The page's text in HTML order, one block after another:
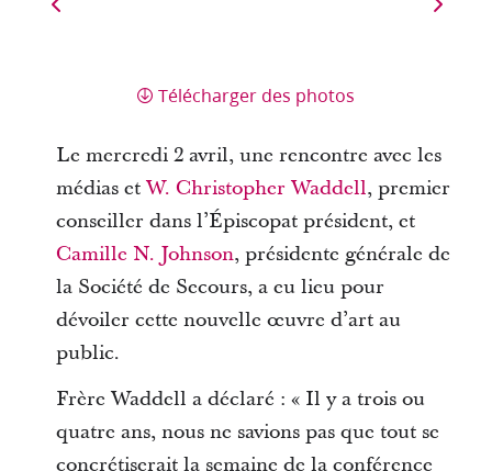
Télécharger des photos
Le mercredi 2 avril, une rencontre avec les
médias etW. Christopher Waddell, premier
conseiller dans l’Épiscopat président, et
Camille N. Johnson, présidente générale de
la Société de Secours, a eu lieu pour
dévoiler cette nouvelle œuvre d’art au
public.
Frère Waddell a déclaré : « Il y a trois ou
quatre ans, nous ne savions pas que tout se
concrétiserait la semaine de la conférence